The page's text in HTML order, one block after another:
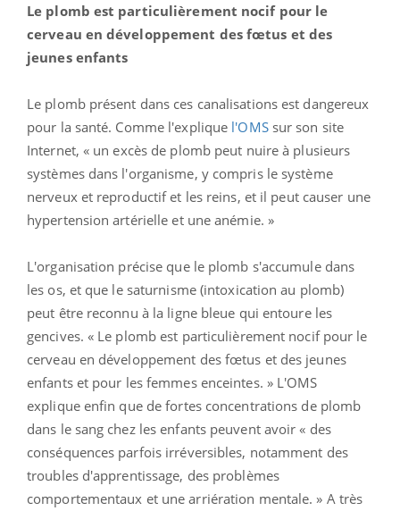
Le plomb est particulièrement nocif pour le
cerveau en développement des fœtus et des
jeunes enfants
Le plomb présent dans ces canalisations est dangereux
pour la santé. Comme l'explique l'OMSsur son site
Internet, « un excès de plomb peut nuire à plusieurs
systèmes dans l'organisme, y compris le système
nerveux et reproductif et les reins, et il peut causer une
hypertension artérielle et une anémie. »
L'organisation précise que le plomb s'accumule dans
les os, et que le saturnisme (intoxication au plomb)
peut être reconnu à la ligne bleue qui entoure les
gencives. « Le plomb est particulièrement nocif pour le
cerveau en développement des fœtus et des jeunes
enfants et pour les femmes enceintes. » L'OMS
explique enfin que de fortes concentrations de plomb
dans le sang chez les enfants peuvent avoir « des
conséquences parfois irréversibles, notamment des
troubles d'apprentissage, des problèmes
comportementaux et une arriération mentale. » A très